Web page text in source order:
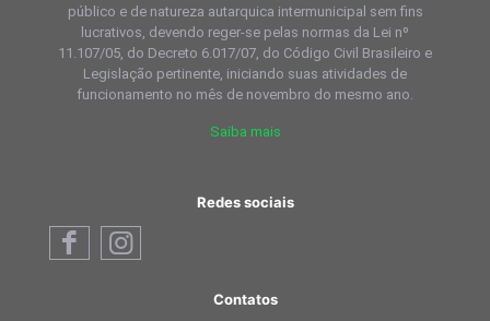
público e de natureza autarquica intermunicipal sem fins
lucrativos, devendo reger-se pelas normas da Lei nº
11.107/05, do Decreto 6.017/07, do Código Civil Brasileiro e
Legislação pertinente, iniciando suas atividades de
funcionamento no mês de novembro do mesmo ano.
Saiba mais
Redes sociais
Contatos